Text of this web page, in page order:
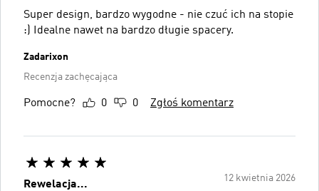
Super design, bardzo wygodne - nie czuć ich na stopie
:) Idealne nawet na bardzo długie spacery.
Zadarixon
Recenzja zachęcająca
Pomocne? 0 0 Zgłoś komentarz
12 kwietnia 2026
Rewelacja...